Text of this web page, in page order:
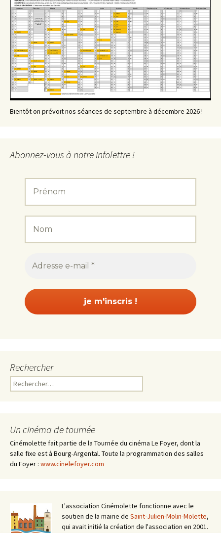
Bientôt on prévoit nos séances de septembre à décembre 2026 !
Abonnez-vous à notre infolettre !
Rechercher
Rechercher :
Un cinéma de tournée
Cinémolette fait partie de la Tournée du cinéma Le Foyer, dont la
salle fixe est à Bourg-Argental. Toute la programmation des salles
du Foyer : www.cinelefoyer.com
L'association Cinémolette fonctionne avec le
soutien de la mairie de Saint-Julien-Molin-Molette,
qui avait initié la création de l'association en 2001.